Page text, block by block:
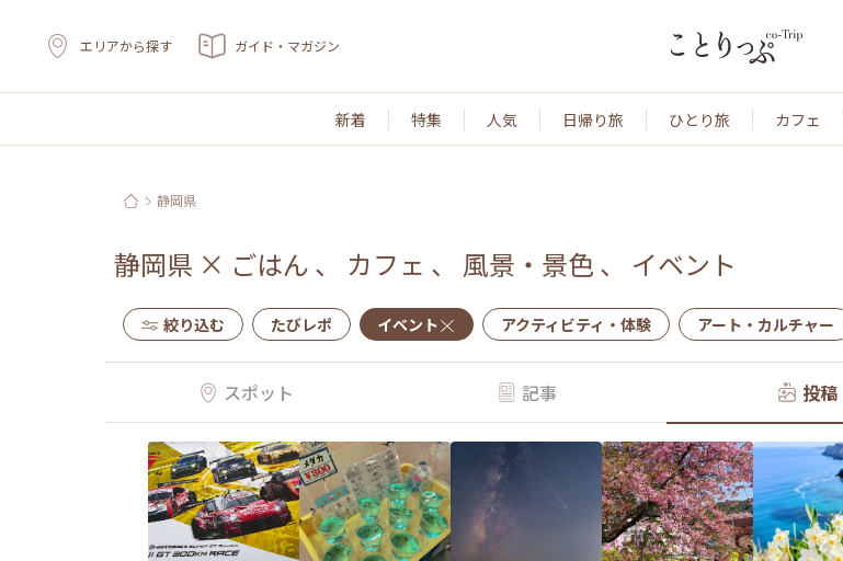
エリアから探す ガイド・マガジン
新着 特集 人気 日帰り旅 ひとり旅 カフェ
静岡県
静岡県 × ごはん 、 カフェ 、 風景・景色 、 イベント
絞り込む たびレポ イベント アクティビティ・体験 アート・カルチャー
スポット 記事 投稿